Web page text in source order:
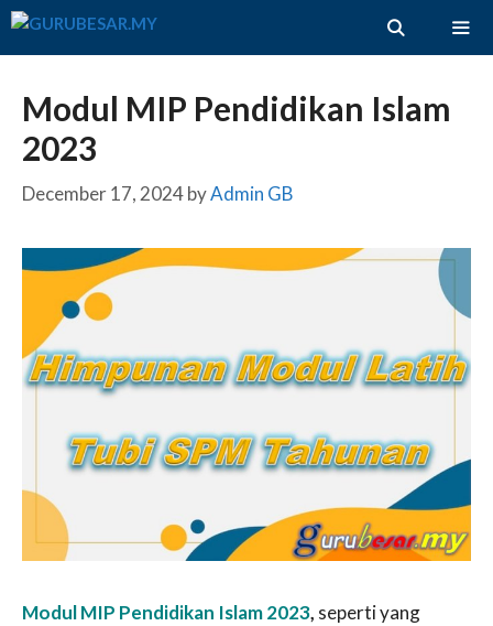
Skip
Modul MIP Pendidikan Islam
2023
December 17, 2024byAdmin GB
Modul MIP Pendidikan Islam 2023, seperti yang